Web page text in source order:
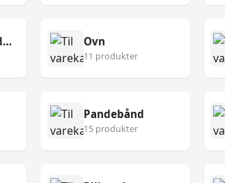
Overlevelsesudstyr Ovn
11 produkter
Pandebånd
15 produkter